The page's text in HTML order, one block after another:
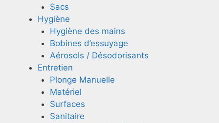
Sacs
Hygiène
Hygiène des mains
Bobines d’essuyage
Aérosols / Désodorisants
Entretien
Plonge Manuelle
Matériel
Surfaces
Sanitaire